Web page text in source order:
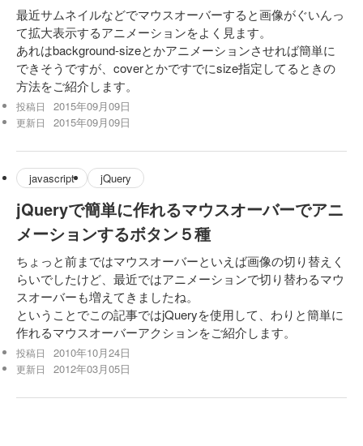
最近サムネイルなどでマウスオーバーすると画像がぐいんっ
て拡大表示するアニメーションをよく見ます。
あれはbackground-sizeとかアニメーションさせれば簡単に
できそうですが、coverとかですでにsize指定してるときの
方法をご紹介します。
投稿日 2015年09月09日
更新日 2015年09月09日
javascript jQuery
jQueryで簡単に作れるマウスオーバーでアニ
メーションするボタン５種
ちょっと前まではマウスオーバーといえば画像の切り替えく
らいでしたけど、最近ではアニメーションで切り替わるマウ
スオーバーも増えてきましたね。
ということでこの記事ではjQueryを使用して、わりと簡単に
作れるマウスオーバーアクションをご紹介します。
投稿日 2010年10月24日
更新日 2012年03月05日